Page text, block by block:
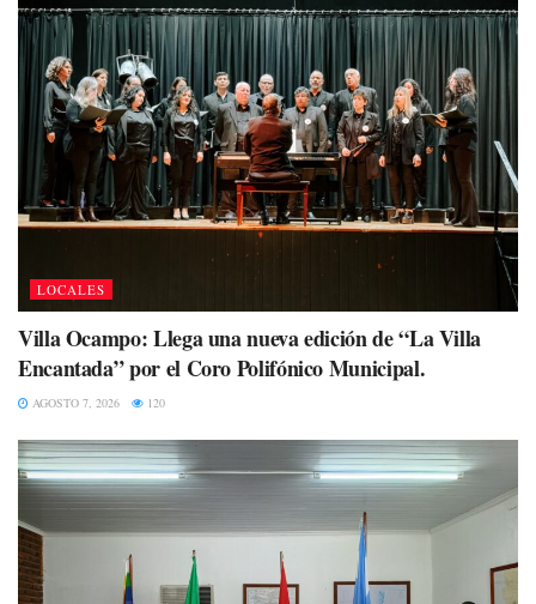
LOCALES
Villa Ocampo: Llega una nueva edición de “La Villa
Encantada” por el Coro Polifónico Municipal.
AGOSTO 7, 2026 120